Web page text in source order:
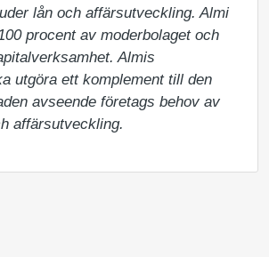
lån och affärsutveckling. Almi
procent av moderbolaget och
Almis
utgöra ett komplement till den
avseende företags behov av
affärsutveckling.